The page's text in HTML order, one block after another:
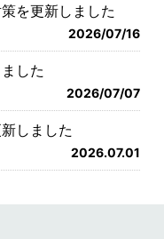
を更新しました
2026/07/16
した
2026/07/07
しました
2026.07.01